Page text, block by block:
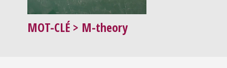
MOT-CLÉ > M-theory